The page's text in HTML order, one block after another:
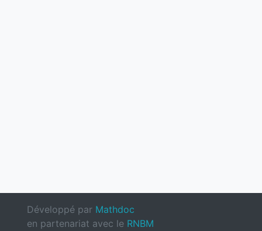
Développé par Mathdoc
en partenariat avec le RNBM